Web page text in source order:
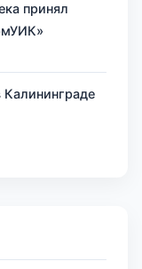
принял